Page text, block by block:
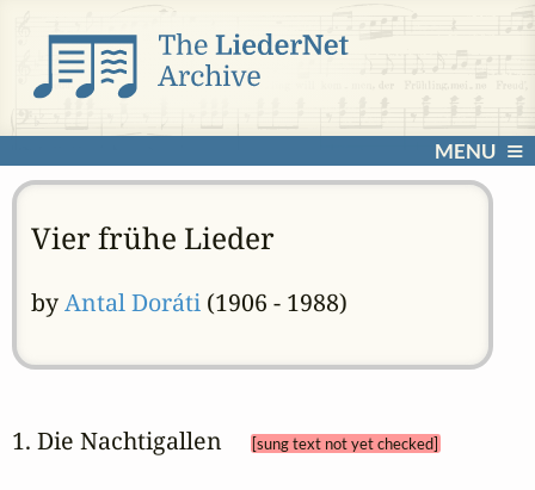
MENU
Vier frühe Lieder
byAntal Doráti(1906 - 1988)
1. Die Nachtigallen [sung text not yet checked]